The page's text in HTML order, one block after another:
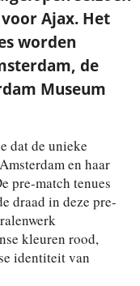
Ajax. Het
worden
de
Museum
dat de unieke
en haar
pre-match tenues
draad in deze pre-
kleuren rood,
identiteit van